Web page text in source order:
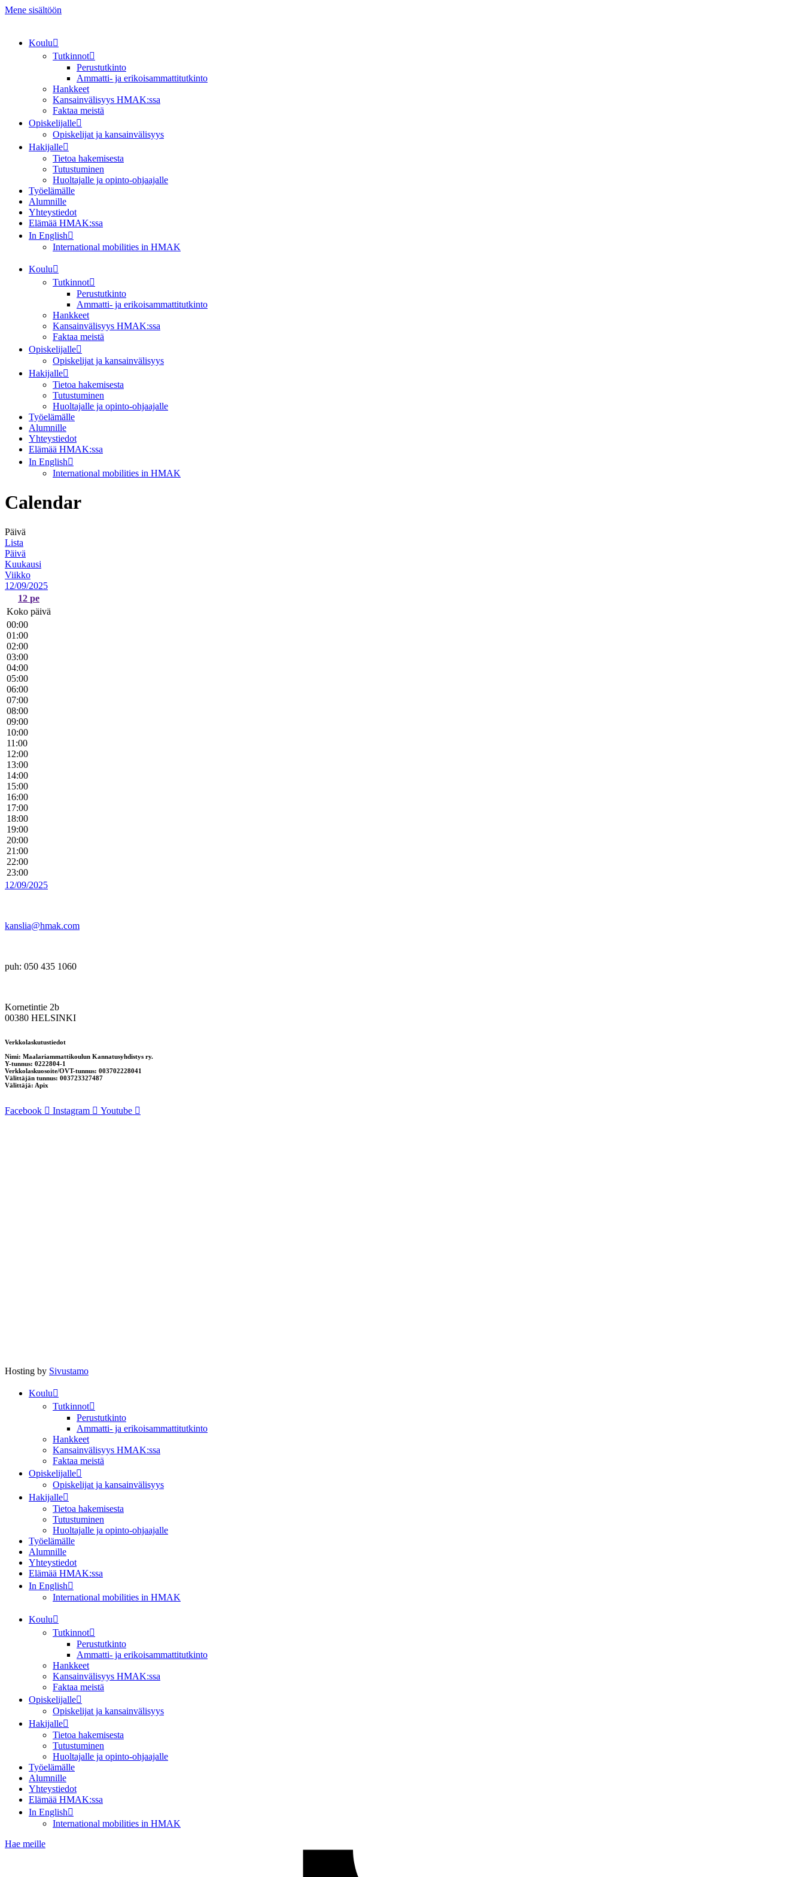
Mene sisältöön
Koulu
Tutkinnot
Perustutkinto
Ammatti- ja erikoisammattitutkinto
Hankkeet
Kansainvälisyys HMAK:ssa
Faktaa meistä
Opiskelijalle
Opiskelijat ja kansainvälisyys
Hakijalle
Tietoa hakemisesta
Tutustuminen
Huoltajalle ja opinto-ohjaajalle
Työelämälle
Alumnille
Yhteystiedot
Elämää HMAK:ssa
In English
International mobilities in HMAK
Koulu
Tutkinnot
Perustutkinto
Ammatti- ja erikoisammattitutkinto
Hankkeet
Kansainvälisyys HMAK:ssa
Faktaa meistä
Opiskelijalle
Opiskelijat ja kansainvälisyys
Hakijalle
Tietoa hakemisesta
Tutustuminen
Huoltajalle ja opinto-ohjaajalle
Työelämälle
Alumnille
Yhteystiedot
Elämää HMAK:ssa
In English
International mobilities in HMAK
Calendar
Päivä
Lista
Päivä
Kuukausi
Viikko
12/09/2025
12 pe
Koko päivä
00:00
01:00
02:00
03:00
04:00
05:00
06:00
07:00
08:00
09:00
10:00
11:00
12:00
13:00
14:00
15:00
16:00
17:00
18:00
19:00
20:00
21:00
22:00
23:00
12/09/2025
kanslia@hmak.com
puh: 050 435 1060
Kornetintie 2b
00380 HELSINKI
Verkkolaskutustiedot
Nimi: Maalariammattikoulun Kannatusyhdistys ry.
Y-tunnus: 0222804-1
Verkkolaskuosoite/OVT-tunnus: 003702228041
Välittäjän tunnus: 003723327487
Välittäjä: Apix
Facebook Instagram Youtube
Hosting by Sivustamo
Koulu
Tutkinnot
Perustutkinto
Ammatti- ja erikoisammattitutkinto
Hankkeet
Kansainvälisyys HMAK:ssa
Faktaa meistä
Opiskelijalle
Opiskelijat ja kansainvälisyys
Hakijalle
Tietoa hakemisesta
Tutustuminen
Huoltajalle ja opinto-ohjaajalle
Työelämälle
Alumnille
Yhteystiedot
Elämää HMAK:ssa
In English
International mobilities in HMAK
Koulu
Tutkinnot
Perustutkinto
Ammatti- ja erikoisammattitutkinto
Hankkeet
Kansainvälisyys HMAK:ssa
Faktaa meistä
Opiskelijalle
Opiskelijat ja kansainvälisyys
Hakijalle
Tietoa hakemisesta
Tutustuminen
Huoltajalle ja opinto-ohjaajalle
Työelämälle
Alumnille
Yhteystiedot
Elämää HMAK:ssa
In English
International mobilities in HMAK
Hae meille